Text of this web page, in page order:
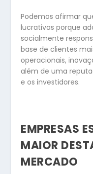
Podemos afirmar
lucrativas porque
socialmente
base de clientes
operacionais,
além de uma
e os investidores.
EMPRESAS
MAIOR
MERCADO